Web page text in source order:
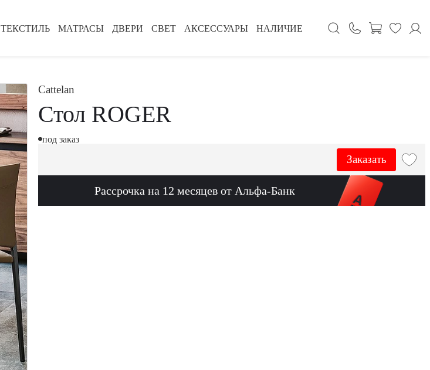
ТЕКСТИЛЬ МАТРАСЫ ДВЕРИ СВЕТ АКСЕССУАРЫ НАЛИЧИЕ
Cattelan
Стол ROGER
под заказ
Заказать
Рассрочка на 12 месяцев от Альфа-Банк